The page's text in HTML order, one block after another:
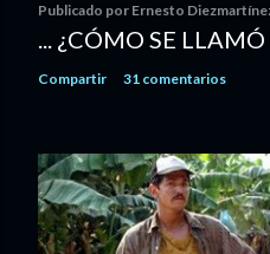
Publicado por Ernesto
... ¿CÓMO SE
Compartir 31 comentarios